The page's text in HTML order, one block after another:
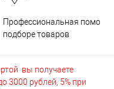
Профессиональная помощь
подборе товаров
вы получаете
3000 рублей, 5% при